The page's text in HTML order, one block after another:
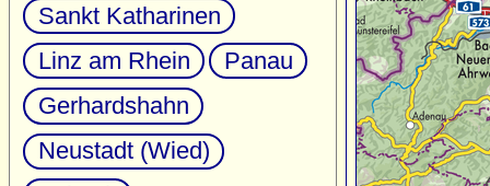
Sankt Katharinen
Linz am Rhein
Panau
Gerhardshahn
Neustadt (Wied)